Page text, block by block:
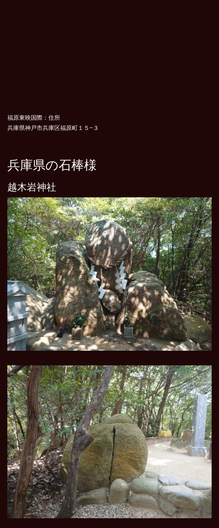
福原東映国際：住所
兵庫県神戸市兵庫区福原町１５−３
兵庫県の石棒様
越木岩神社